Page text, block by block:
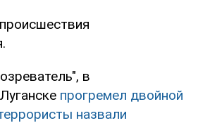
в
прогремел двойной
назвали